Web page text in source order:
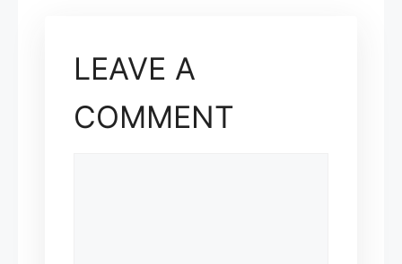
LEAVE A
COMMENT